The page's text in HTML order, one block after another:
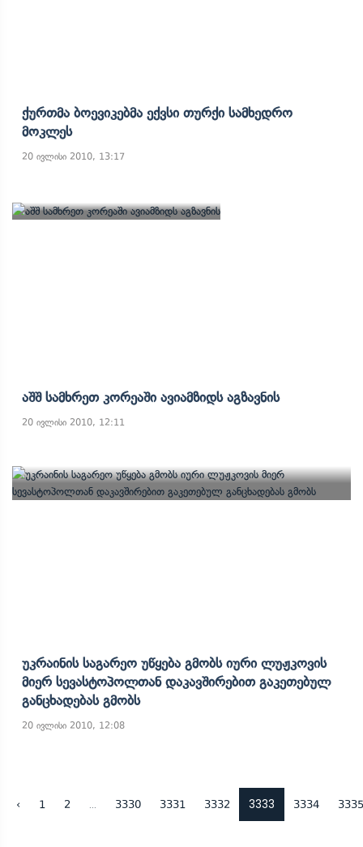
Ქურთმა Ბოევიკებმა Ექვსი Თურქი Სამხედრო
Მოკლეს
20 ივლისი 2010, 13:17
Აშშ Სამხრეთ Კორეაში Ავიამზიდს Აგზავნის
20 ივლისი 2010, 12:11
Უკრაინის Საგარეო Უწყება Გმობს Იური Ლუჟკოვის
Მიერ Სევასტოპოლთან Დაკავშირებით Გაკეთებულ
Განცხადებას Გმობს
20 ივლისი 2010, 12:08
‹ 1 2 3330 3331 3332 3333 3334 3335